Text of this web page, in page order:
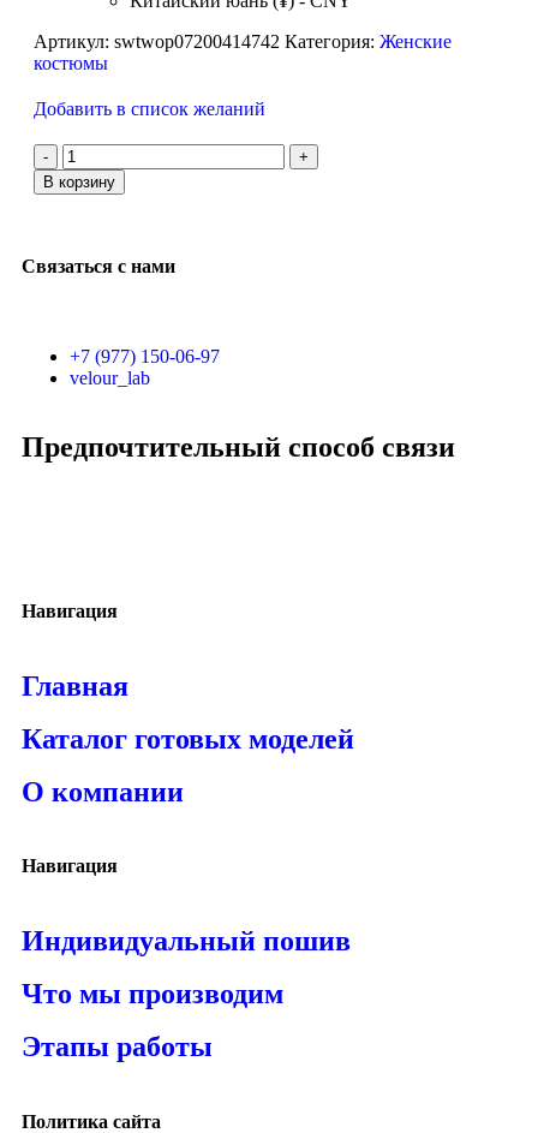
Артикул: swtwop07200414742 Категория: Женские
костюмы
Добавить в список желаний
В корзину
Связаться с нами
+7 (977) 150-06-97
velour_lab
Предпочтительный способ связи
Навигация
Главная
Каталог готовых моделей
О компании
Навигация
Индивидуальный пошив
Что мы производим
Этапы работы
Политика сайта